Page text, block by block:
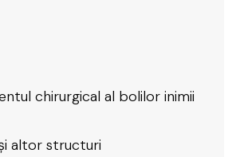
chirurgical al bolilor inimii
altor structuri